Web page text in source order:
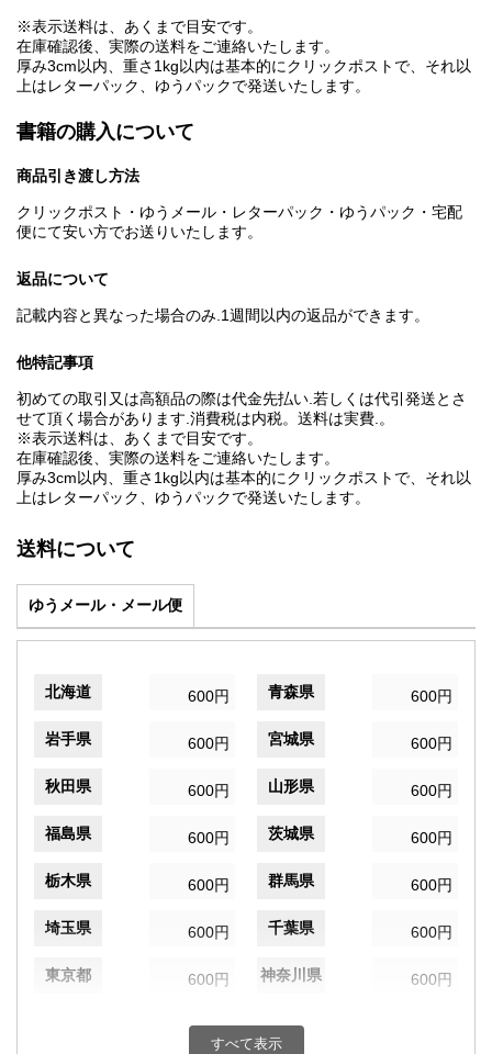
※表示送料は、あくまで目安です。
在庫確認後、実際の送料をご連絡いたします。
厚み3cm以内、重さ1kg以内は基本的にクリックポストで、それ以
上はレターパック、ゆうパックで発送いたします。
書籍の購入について
商品引き渡し方法
クリックポスト・ゆうメール・レターパック・ゆうパック・宅配
便にて安い方でお送りいたします。
返品について
記載内容と異なった場合のみ.1週間以内の返品ができます。
他特記事項
初めての取引又は高額品の際は代金先払い.若しくは代引発送とさ
せて頂く場合があります.消費税は内税。送料は実費.。
※表示送料は、あくまで目安です。
在庫確認後、実際の送料をご連絡いたします。
厚み3cm以内、重さ1kg以内は基本的にクリックポストで、それ以
上はレターパック、ゆうパックで発送いたします。
送料について
ゆうメール・メール便
北海道 600円 青森県 600円
岩手県 600円 宮城県 600円
秋田県 600円 山形県 600円
福島県 600円 茨城県 600円
栃木県 600円 群馬県 600円
埼玉県 600円 千葉県 600円
東京都 600円 神奈川県 600円
600円 富山県
すべて表示